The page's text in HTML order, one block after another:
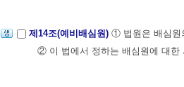
제14조(예비배심원) ① 법원은 배심원
② 이 법에서 정하는 배심원에 대한